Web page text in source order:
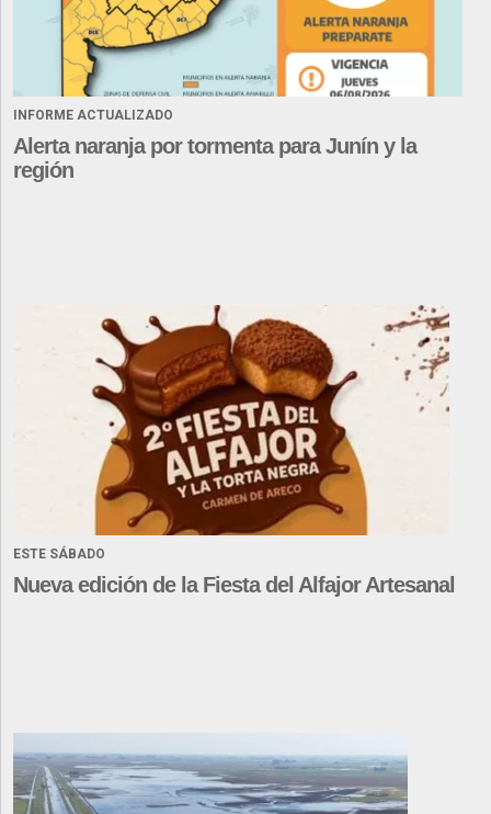
INFORME ACTUALIZADO
Alerta naranja por tormenta para Junín y la
región
ESTE SÁBADO
Nueva edición de la Fiesta del Alfajor Artesanal